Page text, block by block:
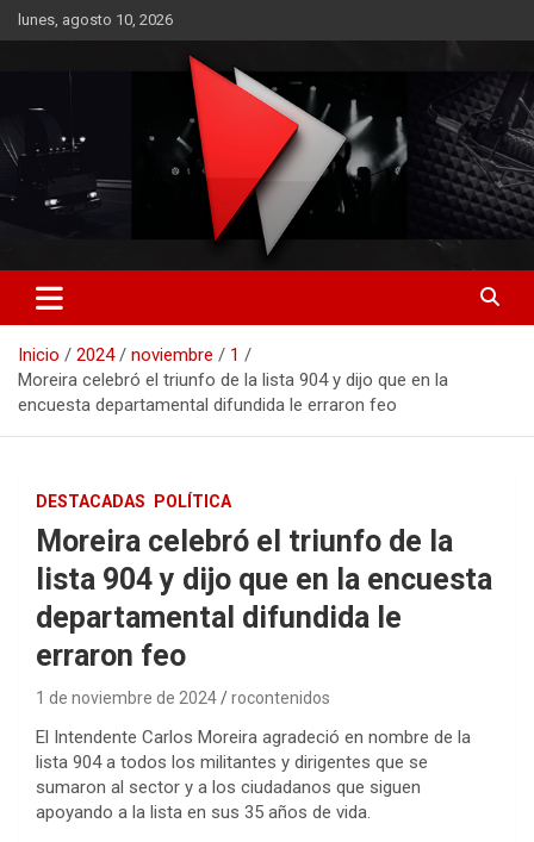
Saltar
al
lunes, agosto 10, 2026
RO CONTENIDOS
Inicio 2024 noviembre
1
Moreira celebró el triunfo de la lista 904 y dijo que en la
encuesta departamental difundida le erraron feo
DESTACADAS POLÍTICA
Moreira celebró el triunfo de la
lista 904 y dijo que en la encuesta
departamental difundida le
erraron feo
1 de noviembre de 2024 rocontenidos
El Intendente Carlos Moreira agradeció en nombre de la
lista 904 a todos los militantes y dirigentes que se
sumaron al sector y a los ciudadanos que siguen
apoyando a la lista en sus 35 años de vida.